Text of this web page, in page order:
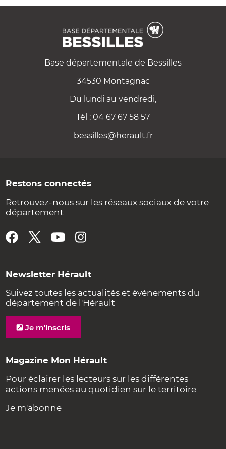
Base départementale de Bessilles
34530 Montagnac
Du lundi au vendredi,
Tél : 04 67 67 58 57
bessilles@herault.fr
Restons connectés
Retrouvez-nous sur les réseaux sociaux de votre
département
Newsletter Hérault
Suivez toutes les actualités et événements du
département de l'Hérault
Je m'inscris
Magazine Mon Hérault
Pour éclairer les lecteurs sur les différentes
actions menées au quotidien sur le territoire
Je m'abonne